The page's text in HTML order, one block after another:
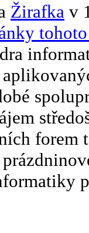
Žirafka v
forem